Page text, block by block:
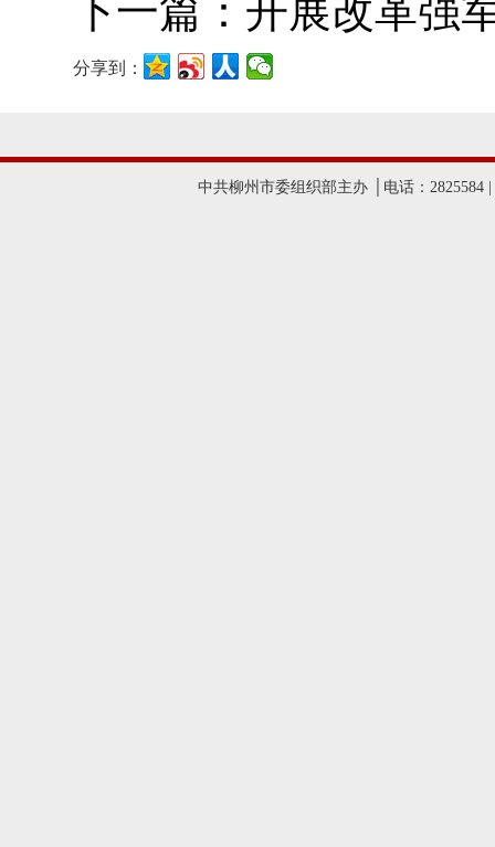
下一篇：开展改革强
分享到：
中共柳州市委组织部主办 │电话：2825584